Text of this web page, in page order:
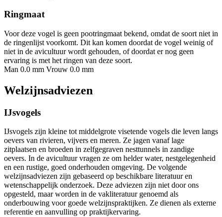
Ringmaat
Voor deze vogel is geen pootringmaat bekend, omdat de soort niet in
de ringenlijst voorkomt. Dit kan komen doordat de vogel weinig of
niet in de avicultuur wordt gehouden, of doordat er nog geen
ervaring is met het ringen van deze soort.
Man 0.0 mm Vrouw 0.0 mm
Welzijnsadviezen
IJsvogels
IJsvogels zijn kleine tot middelgrote visetende vogels die leven langs
oevers van rivieren, vijvers en meren. Ze jagen vanaf lage
zitplaatsen en broeden in zelfgegraven nesttunnels in zandige
oevers. In de avicultuur vragen ze om helder water, nestgelegenheid
en een rustige, goed onderhouden omgeving. De volgende
welzijnsadviezen zijn gebaseerd op beschikbare literatuur en
wetenschappelijk onderzoek. Deze adviezen zijn niet door ons
opgesteld, maar worden in de vakliteratuur genoemd als
onderbouwing voor goede welzijnspraktijken. Ze dienen als externe
referentie en aanvulling op praktijkervaring.